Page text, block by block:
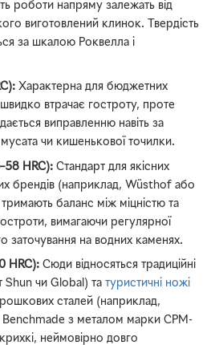
роботи напряму залежать від
виготовлений клинок. Твердість
за шкалою Роквелла і
Характерна для бюджетних
втрачає гостроту, проте
виправленню навіть за
чи кишенькової точилки.
HRC): Стандарт для якісних
брендів (наприклад, Wüsthof або
баланс між міцністю та
вимагаючи регулярної
заточування на водних каменях.
HRC): Сюди відносяться традиційні
Shun чи Global) татуристичні ножі
сталей (наприклад,
з металом марки CPM-
неймовірно довго